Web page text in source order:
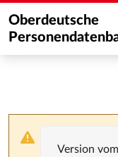
Oberdeutsche
Version